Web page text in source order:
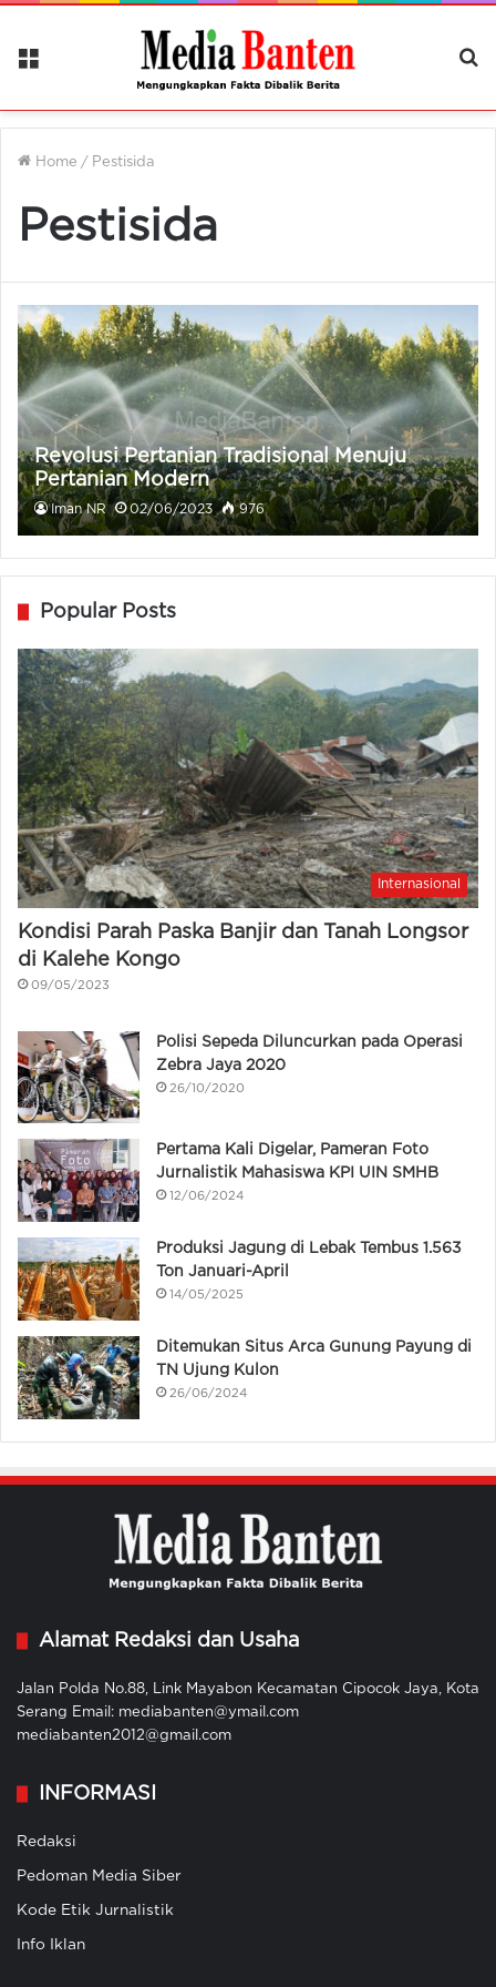
Menu
Home / Pestisida
Pestisida
Revolusi Pertanian Tradisional Menuju
Pertanian Modern
Iman NR 02/06/2023 976
Popular Posts
Internasional
Kondisi Parah Paska Banjir dan Tanah Longsor
di Kalehe Kongo
09/05/2023
Polisi Sepeda Diluncurkan pada Operasi
Zebra Jaya 2020
26/10/2020
Pertama Kali Digelar, Pameran Foto
Jurnalistik Mahasiswa KPI UIN SMHB
12/06/2024
Produksi Jagung di Lebak Tembus 1.563
Ton Januari-April
14/05/2025
Ditemukan Situs Arca Gunung Payung di
TN Ujung Kulon
26/06/2024
Alamat Redaksi dan Usaha
Jalan Polda No.88, Link Mayabon Kecamatan Cipocok Jaya, Kota
Serang Email: mediabanten@ymail.com
mediabanten2012@gmail.com
INFORMASI
Redaksi
Pedoman Media Siber
Kode Etik Jurnalistik
Info Iklan